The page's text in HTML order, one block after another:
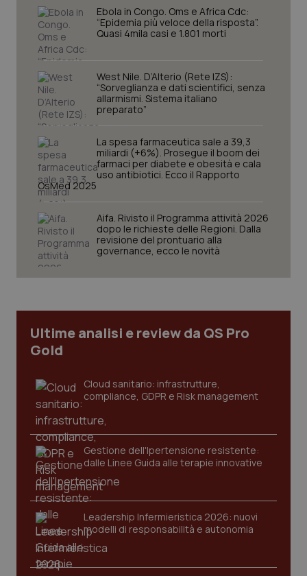
Ebola in Congo. Oms e Africa Cdc:
“Epidemia più veloce della risposta”.
Quasi 4mila casi e 1.801 morti
West Nile. D’Alterio (Rete IZS):
“Sorveglianza e dati scientifici, senza
allarmismi. Sistema italiano
preparato”
La spesa farmaceutica sale a 39,3
miliardi (+6%). Prosegue il boom dei
farmaci per diabete e obesità e cala
uso antibiotici. Ecco il Rapporto
OsMed 2025
Aifa. Rivisto il Programma attività 2026
dopo le richieste delle Regioni. Dalla
revisione del prontuario alla
governance, ecco le novità
Ultime analisi e review da QS Pro
Gold
Cloud sanitario: infrastrutture,
compliance, GDPR e Risk management
Gestione dell'Ipertensione resistente:
dalle Linee Guida alle terapie innovative
Leadership Infermieristica 2026: nuovi
modelli di responsabilità e autonomia
Necessari Statistici Marketing
I cookie necessari contribuiscono a rendere fruibile il
sito web abilitandone funzionalità di base quali la
navigazione sulle pagine e l'accesso alle aree
protette del sito. Il sito web non è in grado di
funzionare correttamente senza questi cookie.
Fornitore/ Dominio
VISITOR_PRIVACY_METADATA
.youtube.com
CookieScriptConsent
CookieScript
tracking-enable